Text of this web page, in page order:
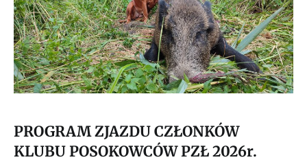
PROGRAM ZJAZDU CZŁONKÓW
KLUBU POSOKOWCÓW PZŁ 2026r.